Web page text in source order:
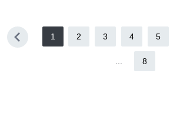
1 2 3 4 5
8